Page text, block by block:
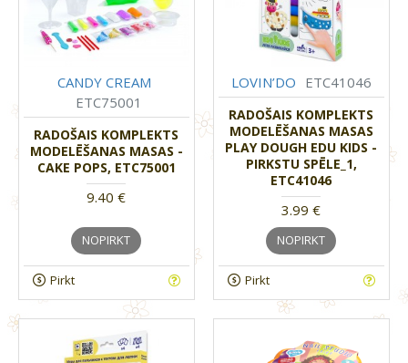
CANDY CREAM
ETC75001
RADOŠAIS KOMPLEKTS
MODELĒŠANAS MASAS -
CAKE POPS, ETC75001
9.40 €
NOPIRKT
Pirkt
LOVIN’DO ETC41046
RADOŠAIS KOMPLEKTS
MODELĒŠANAS MASAS
PLAY DOUGH EDU KIDS -
PIRKSTU SPĒLE_1,
ETC41046
3.99 €
NOPIRKT
Pirkt